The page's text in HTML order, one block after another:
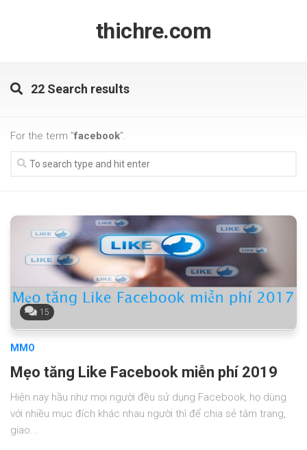
thichre.com
22 Search results
For the term "facebook".
15
MMO
Mẹo tăng Like Facebook miễn phí 2019
Hiện nay hầu như mọi người đều sử dụng Facebook, họ dùng
với nhiều mục đích khác nhau người thì để chia sẻ tâm trang,
giao...